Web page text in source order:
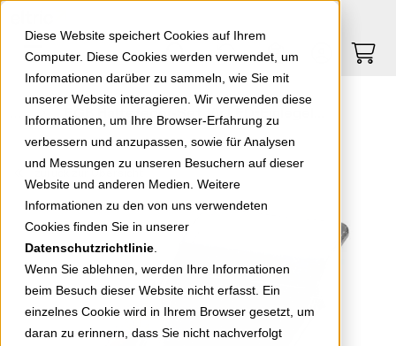
Diese Website speichert Cookies auf Ihrem
Computer. Diese Cookies werden verwendet, um
Informationen darüber zu sammeln, wie Sie mit
unserer Website interagieren. Wir verwenden diese
Informationen, um Ihre Browser-Erfahrung zu
verbessern und anzupassen, sowie für Analysen
und Messungen zu unseren Besuchern auf dieser
Website und anderen Medien. Weitere
Informationen zu den von uns verwendeten
Cookies finden Sie in unserer
Datenschutzrichtlinie
Wenn Sie ablehnen, werden Ihre Informationen
beim Besuch dieser Website nicht erfasst. Ein
einzelnes Cookie wird in Ihrem Browser gesetzt, um
daran zu erinnern, dass Sie nicht nachverfolgt
Springe zu Hauptinhalt Springe zum Footer
0
zurück zur Übersicht